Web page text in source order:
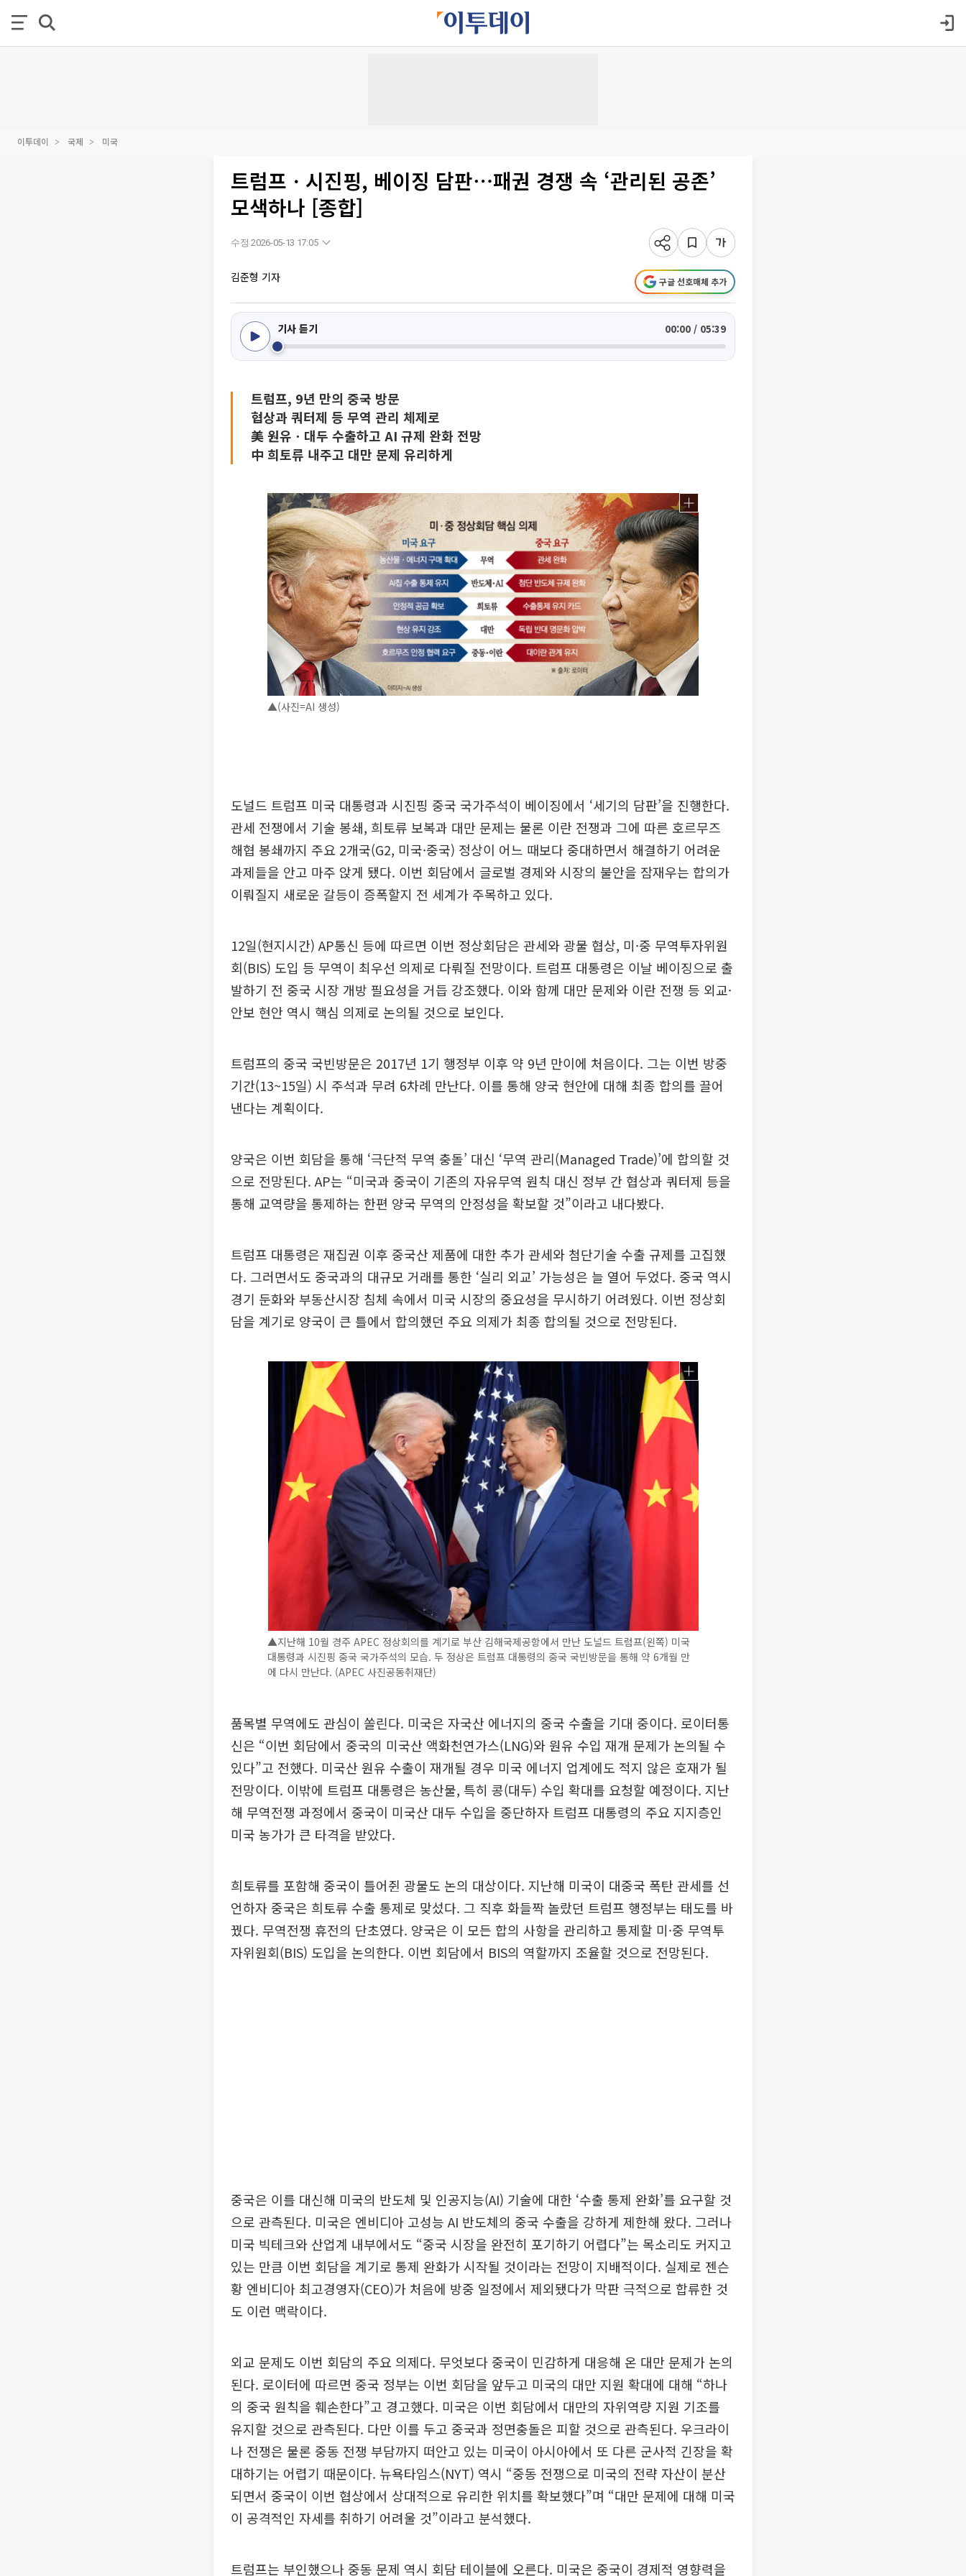
이투데이 국제 미국
트럼프ㆍ시진핑, 베이징 담판⋯패권 경쟁 속 ‘관리된 공존’
모색하나 [종합]
수정 2026-05-13 17:05
김준형 기자 구글 선호매체 추가
기사 듣기 00:00 / 05:39
트럼프, 9년 만의 중국 방문
협상과 쿼터제 등 무역 관리 체제로
美 원유ㆍ대두 수출하고 AI 규제 완화 전망
中 희토류 내주고 대만 문제 유리하게
▲(사진=AI 생성)
도널드 트럼프 미국 대통령과 시진핑 중국 국가주석이 베이징에서 ‘세기의 담판’을 진행한다.
관세 전쟁에서 기술 봉쇄, 희토류 보복과 대만 문제는 물론 이란 전쟁과 그에 따른 호르무즈
해협 봉쇄까지 주요 2개국(G2, 미국·중국) 정상이 어느 때보다 중대하면서 해결하기 어려운
과제들을 안고 마주 앉게 됐다. 이번 회담에서 글로벌 경제와 시장의 불안을 잠재우는 합의가
이뤄질지 새로운 갈등이 증폭할지 전 세계가 주목하고 있다.
12일(현지시간) AP통신 등에 따르면 이번 정상회담은 관세와 광물 협상, 미·중 무역투자위원
회(BIS) 도입 등 무역이 최우선 의제로 다뤄질 전망이다. 트럼프 대통령은 이날 베이징으로 출
발하기 전 중국 시장 개방 필요성을 거듭 강조했다. 이와 함께 대만 문제와 이란 전쟁 등 외교·
안보 현안 역시 핵심 의제로 논의될 것으로 보인다.
트럼프의 중국 국빈방문은 2017년 1기 행정부 이후 약 9년 만이에 처음이다. 그는 이번 방중
기간(13~15일) 시 주석과 무려 6차례 만난다. 이를 통해 양국 현안에 대해 최종 합의를 끌어
낸다는 계획이다.
양국은 이번 회담을 통해 ‘극단적 무역 충돌’ 대신 ‘무역 관리(Managed Trade)’에 합의할 것
으로 전망된다. AP는 “미국과 중국이 기존의 자유무역 원칙 대신 정부 간 협상과 쿼터제 등을
통해 교역량을 통제하는 한편 양국 무역의 안정성을 확보할 것”이라고 내다봤다.
트럼프 대통령은 재집권 이후 중국산 제품에 대한 추가 관세와 첨단기술 수출 규제를 고집했
다. 그러면서도 중국과의 대규모 거래를 통한 ‘실리 외교’ 가능성은 늘 열어 두었다. 중국 역시
경기 둔화와 부동산시장 침체 속에서 미국 시장의 중요성을 무시하기 어려웠다. 이번 정상회
담을 계기로 양국이 큰 틀에서 합의했던 주요 의제가 최종 합의될 것으로 전망된다.
▲지난해 10월 경주 APEC 정상회의를 계기로 부산 김해국제공항에서 만난 도널드 트럼프(왼쪽) 미국
대통령과 시진핑 중국 국가주석의 모습. 두 정상은 트럼프 대통령의 중국 국빈방문을 통해 약 6개월 만
에 다시 만난다. (APEC 사진공동취재단)
품목별 무역에도 관심이 쏠린다. 미국은 자국산 에너지의 중국 수출을 기대 중이다. 로이터통
신은 “이번 회담에서 중국의 미국산 액화천연가스(LNG)와 원유 수입 재개 문제가 논의될 수
있다”고 전했다. 미국산 원유 수출이 재개될 경우 미국 에너지 업계에도 적지 않은 호재가 될
전망이다. 이밖에 트럼프 대통령은 농산물, 특히 콩(대두) 수입 확대를 요청할 예정이다. 지난
해 무역전쟁 과정에서 중국이 미국산 대두 수입을 중단하자 트럼프 대통령의 주요 지지층인
미국 농가가 큰 타격을 받았다.
희토류를 포함해 중국이 틀어쥔 광물도 논의 대상이다. 지난해 미국이 대중국 폭탄 관세를 선
언하자 중국은 희토류 수출 통제로 맞섰다. 그 직후 화들짝 놀랐던 트럼프 행정부는 태도를 바
꿨다. 무역전쟁 휴전의 단초였다. 양국은 이 모든 합의 사항을 관리하고 통제할 미·중 무역투
자위원회(BIS) 도입을 논의한다. 이번 회담에서 BIS의 역할까지 조율할 것으로 전망된다.
중국은 이를 대신해 미국의 반도체 및 인공지능(AI) 기술에 대한 ‘수출 통제 완화’를 요구할 것
으로 관측된다. 미국은 엔비디아 고성능 AI 반도체의 중국 수출을 강하게 제한해 왔다. 그러나
미국 빅테크와 산업계 내부에서도 “중국 시장을 완전히 포기하기 어렵다”는 목소리도 커지고
있는 만큼 이번 회담을 계기로 통제 완화가 시작될 것이라는 전망이 지배적이다. 실제로 젠슨
황 엔비디아 최고경영자(CEO)가 처음에 방중 일정에서 제외됐다가 막판 극적으로 합류한 것
도 이런 맥락이다.
외교 문제도 이번 회담의 주요 의제다. 무엇보다 중국이 민감하게 대응해 온 대만 문제가 논의
된다. 로이터에 따르면 중국 정부는 이번 회담을 앞두고 미국의 대만 지원 확대에 대해 “하나
의 중국 원칙을 훼손한다”고 경고했다. 미국은 이번 회담에서 대만의 자위역량 지원 기조를
유지할 것으로 관측된다. 다만 이를 두고 중국과 정면충돌은 피할 것으로 관측된다. 우크라이
나 전쟁은 물론 중동 전쟁 부담까지 떠안고 있는 미국이 아시아에서 또 다른 군사적 긴장을 확
대하기는 어렵기 때문이다. 뉴욕타임스(NYT) 역시 “중동 전쟁으로 미국의 전략 자산이 분산
되면서 중국이 이번 협상에서 상대적으로 유리한 위치를 확보했다”며 “대만 문제에 대해 미국
이 공격적인 자세를 취하기 어려울 것”이라고 분석했다.
트럼프는 부인했으나 중동 문제 역시 회담 테이블에 오른다. 미국은 중국이 경제적 영향력을